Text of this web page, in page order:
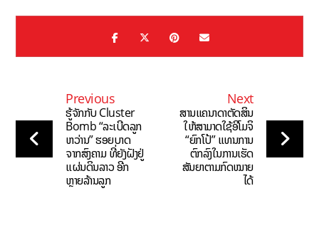
Previous
ຮູ້ຈັກກັບ Cluster
Bomb “ລະເບີດລູກ
ຫວ່ານ” ຮອຍບາດ
ຈາກສົງຄາມ ທີ່ຍັງຝັງຢູ່
ແຜ່ນດິນລາວ ອີກ
ຫຼາຍລ້ານລູກ
Next
ສານແຄນາດາຕັດສິນ
ໃຫ້ສາມາດໃຊ້ອີໂມຈິ
“ຍົກໂປ້” ແທນການ
ຕົກລົງໃນການເຮັດ
ສັນຍາຕາມກົດໝາຍ
ໄດ້